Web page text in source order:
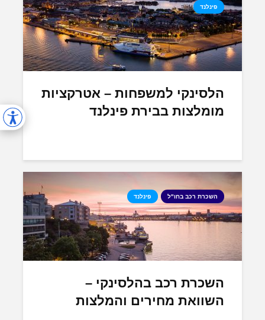
פינלנד
הלסינקי למשפחות – אטרקציות
מומלצות בבירת פינלנד
השכרת רכב בחו"ל פינלנד
השכרת רכב בהלסינקי –
השוואת מחירים והמלצות